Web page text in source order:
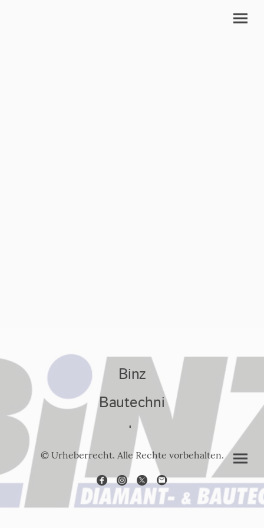
Binz
Bautechni
k
© Urheberrecht. Alle Rechte vorbehalten.